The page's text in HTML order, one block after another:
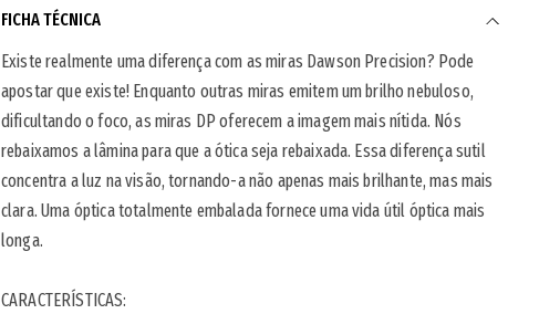
FICHA TÉCNICA
Existe realmente uma diferença com as miras Dawson Precision? Pode
apostar que existe! Enquanto outras miras emitem um brilho nebuloso,
dificultando o foco, as miras DP oferecem a imagem mais nítida. Nós
rebaixamos a lâmina para que a ótica seja rebaixada. Essa diferença sutil
concentra a luz na visão, tornando-a não apenas mais brilhante, mas mais
clara. Uma óptica totalmente embalada fornece uma vida útil óptica mais
longa.
CARACTERÍSTICAS: